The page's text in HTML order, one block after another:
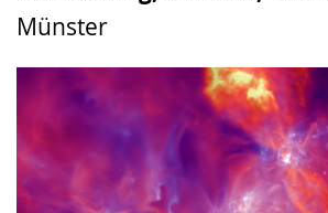
Münster
angezeigt.